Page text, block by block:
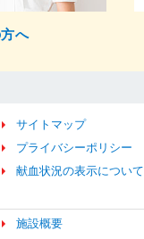
へ
サイトマップ
プライバシーポリシー
献血状況の表示について
施設概要